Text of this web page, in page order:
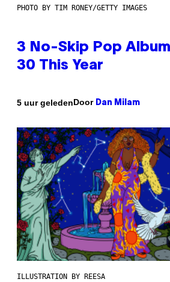
PHOTO BY TIM RONEY/GETTY IMAGES
3 No-Skip Pop
30 This Year
5 uur geledenDoor Dan Milam
ILLUSTRATION BY REESA